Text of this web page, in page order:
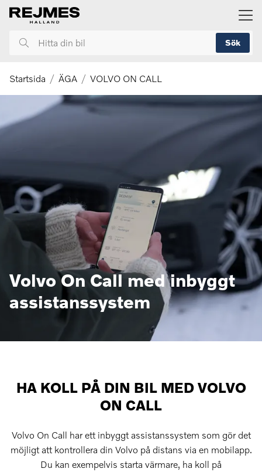
huvudinnehållet
Hitta
bil
Sök
Startsida ÄGA VOLVO ON CALL
Volvo On Call med inbyggt
assistanssystem
HA KOLL PÅ DIN BIL MED VOLVO
ON CALL
Volvo On Call har ett inbyggt assistanssystem som gör det
möjligt att kontrollera din Volvo på distans via en mobilapp.
Du kan exempelvis starta värmare, ha koll på